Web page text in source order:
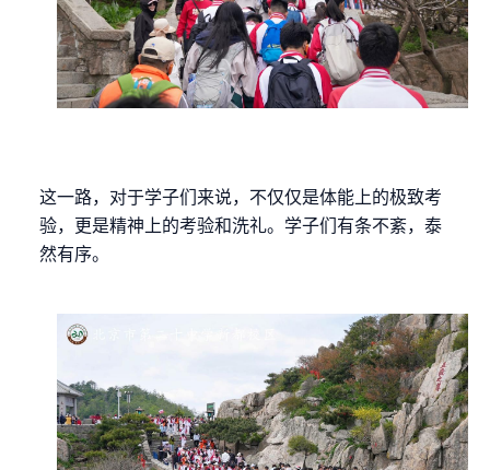
这一路，对于学子们来说，不仅仅是体能上的极致考
验，更是精神上的考验和洗礼。学子们有条不紊，泰
然有序。